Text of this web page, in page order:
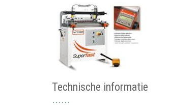
Technische informatie